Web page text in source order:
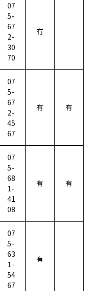
07
5-
67
2-
30
70
有
07
5-
67
2-
45
67
有 有
07
5-
68
1-
41
08
有 有
07
5-
63
1-
54
67
有